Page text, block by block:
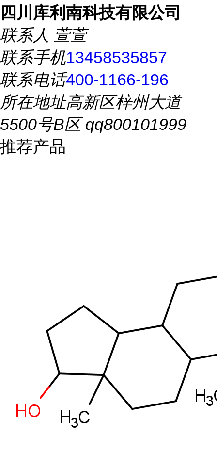
四川库利南科技有限公司
联系人 萱萱
联系手机13458535857
联系电话400-1166-196
所在地址高新区梓州大道
5500号B区 qq800101999
推荐产品